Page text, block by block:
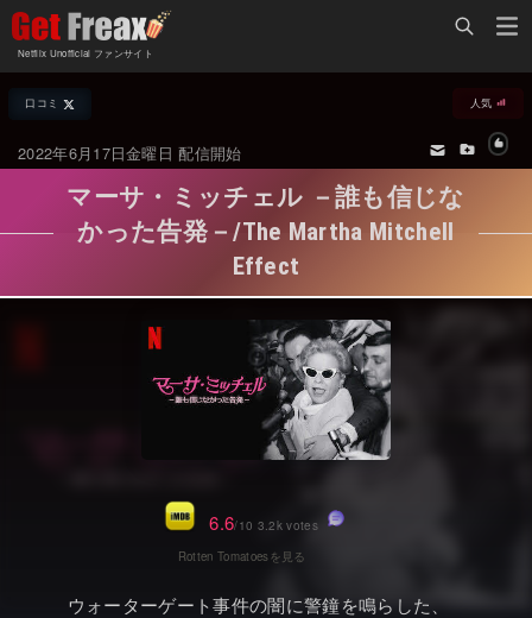
Netflix Unofficial ファンサイト
Netflix新着作品
オールジャンル
海外ドラマ・シリーズ
国内TV番組・ドラマ
国内映画
アジアTV番組・ドラマ
アニメ
配信終了予定の作品
海外ドラマ・ラインナップ
Netflix 人気ランキング
Netflix 全作品ラインナップ
Netflix配信作品カスタム検索
トレンド
Netflix・VOD総合News
口コミ 人気
2022年6月17日金曜日 配信開始
マーサ・ミッチェル －誰も信じな
かった告発－/The Martha Mitchell
Effect
ウォーターゲート事件の闇に警鐘を鳴らした、
6.6/10 3.2k votes